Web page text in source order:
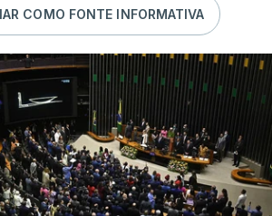
COMO FONTE INFORMATIVA